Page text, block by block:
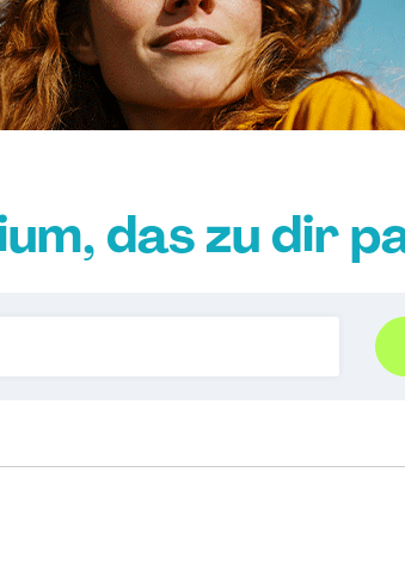
das zu dir